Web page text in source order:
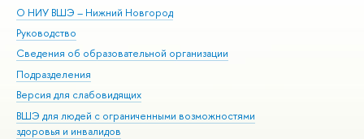
О НИУ ВШЭ – Нижний Новгород
Руководство
Сведения об образовательной организации
Подразделения
Версия для слабовидящих
ВШЭ для людей с ограниченными возможностями
здоровья и инвалидов